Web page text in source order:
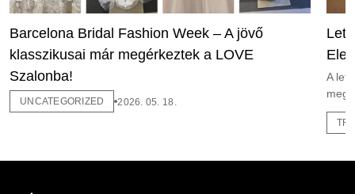
Barcelona Bridal Fashion Week – A jövő
klasszikusai már megérkeztek a LOVE
Szalonba!
UNCATEGORIZED 2026. 05. 18.
A
meg